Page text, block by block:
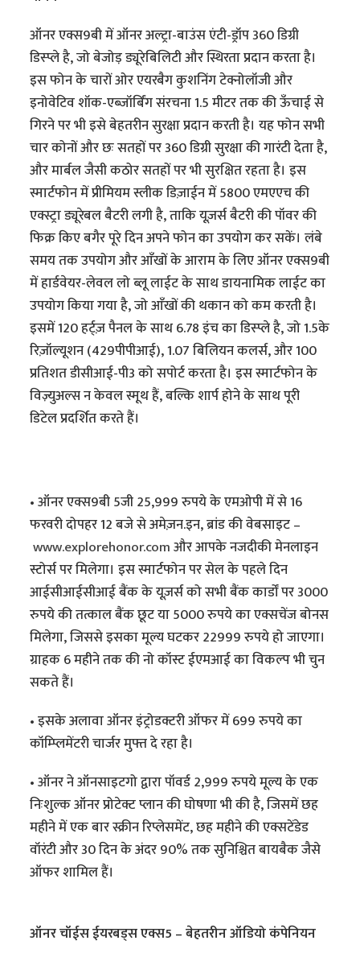
ऑनर एक्स9बी में ऑनर अल्ट्रा-बाउंस एंटी-ड्रॉप 360 डिग्री
डिस्प्ले है, जो बेजोड़ ड्यूरेबिलिटी और स्थिरता प्रदान करता है।
इस फोन के चारों ओर एयरबैग कुशनिंग टेक्नोलॉजी और
इनोवेटिव शॉक-एब्ज़ॉर्बिंग संरचना 1.5 मीटर तक की ऊँचाई से
गिरने पर भी इसे बेहतरीन सुरक्षा प्रदान करती है। यह फोन सभी
चार कोनों और छः सतहों पर 360 डिग्री सुरक्षा की गारंटी देता है,
और मार्बल जैसी कठोर सतहों पर भी सुरक्षित रहता है। इस
स्मार्टफोन में प्रीमियम स्लीक डिज़ाईन में 5800 एमएएच की
एक्स्ट्रा ड्यूरेबल बैटरी लगी है, ताकि यूज़र्स बैटरी की पॉवर की
फिक्र किए बगैर पूरे दिन अपने फोन का उपयोग कर सकें। लंबे
समय तक उपयोग और आँखों के आराम के लिए ऑनर एक्स9बी
में हार्डवेयर-लेवल लो ब्लू लाईट के साथ डायनामिक लाईट का
उपयोग किया गया है, जो आँखों की थकान को कम करती है।
इसमें 120 हर्ट्ज़ पैनल के साथ 6.78 इंच का डिस्प्ले है, जो 1.5के
रिज़ॉल्यूशन (429पीपीआई), 1.07 बिलियन कलर्स, और 100
प्रतिशत डीसीआई-पी3 को सपोर्ट करता है। इस स्मार्टफोन के
विज़्युअल्स न केवल स्मूथ हैं, बल्कि शार्प होने के साथ पूरी
डिटेल प्रदर्शित करते हैं।
• ऑनर एक्स9बी 5जी 25,999 रुपये के एमओपी में से 16
फरवरी दोपहर 12 बजे से अमेज़न.इन, ब्रांड की वेबसाइट –
www.explorehonor.comऔर आपके नजदीकी मेनलाइन
स्टोर्स पर मिलेगा। इस स्मार्टफोन पर सेल के पहले दिन
आईसीआईसीआई बैंक के यूज़र्स को सभी बैंक कार्डों पर 3000
रुपये की तत्काल बैंक छूट या 5000 रुपये का एक्सचेंज बोनस
मिलेगा, जिससे इसका मूल्य घटकर 22999 रुपये हो जाएगा।
ग्राहक 6 महीने तक की नो कॉस्ट ईएमआई का विकल्प भी चुन
सकते हैं।
• इसके अलावा ऑनर इंट्रोडक्टरी ऑफर में 699 रुपये का
कॉम्प्लिमेंटरी चार्जर मुफ्त दे रहा है।
• ऑनर ने ऑनसाइटगो द्वारा पॉवर्ड 2,999 रुपये मूल्य के एक
निःशुल्क ऑनर प्रोटेक्ट प्लान की घोषणा भी की है, जिसमें छह
महीने में एक बार स्क्रीन रिप्लेसमेंट, छह महीने की एक्सटेंडेड
वॉरंटी और 30 दिन के अंदर 90% तक सुनिश्चित बायबैक जैसे
ऑफर शामिल हैं।
ऑनर चॉईस ईयरबड्स एक्स5 – बेहतरीन ऑडियो कंपेनियन